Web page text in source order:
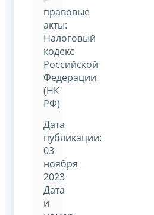
правовые
акты:
Налоговый
кодекс
Российской
Федерации
(НК
РФ)
Дата
публикации:
03
ноября
2023
Дата
и